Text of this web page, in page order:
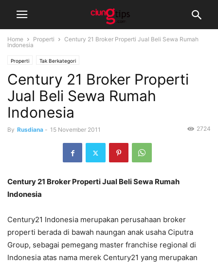
Home Properti
Century 21 Broker Properti Jual Beli Sewa Rumah
Indonesia
Properti Tak Berkategori
Century 21 Broker Properti
Jual Beli Sewa Rumah
Indonesia
By Rusdiana - 15 November 2011 2724
Century 21 Broker Properti Jual Beli Sewa Rumah
Indonesia
Century21 Indonesia merupakan perusahaan broker
properti berada di bawah naungan anak usaha Ciputra
Group, sebagai pemegang master franchise regional di
Indonesia atas nama merek Century21 yang merupakan